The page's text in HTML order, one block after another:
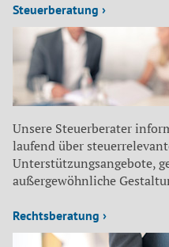
Steuerberatung ›
Unsere Steuerberater
laufend über
Unterstützungsangebote,
außergewöhnliche
Rechtsberatung ›